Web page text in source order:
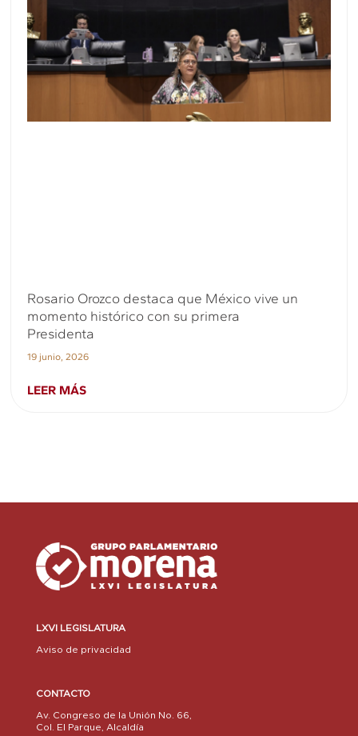
Rosario Orozco destaca que México vive un
momento histórico con su primera
Presidenta
19 junio, 2026
LEER MÁS
LXVI LEGISLATURA
Aviso de privacidad
CONTACTO
Av. Congreso de la Unión No. 66,
Col. El Parque, Alcaldía